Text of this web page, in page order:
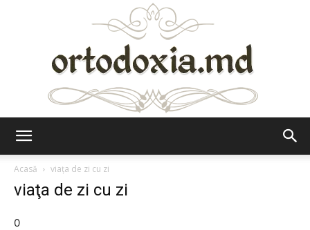
Acasă
viaţa de zi cu zi
viaţa de zi cu zi
0